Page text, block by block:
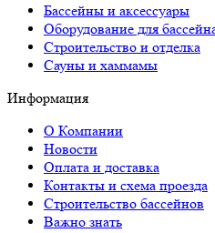
Бассейны и аксессуары
Оборудование для
Строительство и отделка
Сауны и хаммамы
Информация
О Компании
Новости
Оплата и доставка
Контакты и схема проезда
Строительство бассейнов
Важно знать